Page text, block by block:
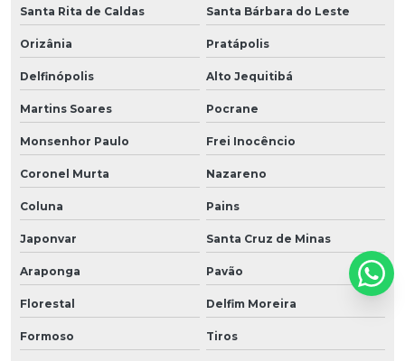
Santa Rita de Caldas Santa Bárbara do Leste
Orizânia Pratápolis
Delfinópolis Alto Jequitibá
Martins Soares Pocrane
Monsenhor Paulo Frei Inocêncio
Coronel Murta Nazareno
Coluna Pains
Japonvar Santa Cruz de Minas
Araponga Pavão
Florestal Delfim Moreira
Formoso Tiros